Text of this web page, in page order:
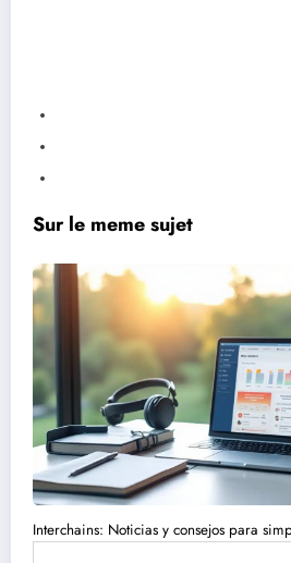
Sur le meme sujet
Interchains: Noticias y consejos para